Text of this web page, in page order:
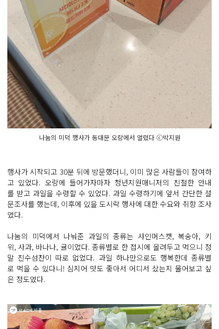
나눔의 미덕 행사가 동대문 오랑에서 열렸다 ⓒ박지원
행사가 시작되고 30분 뒤에 방문했더니, 이미 많은 사람들이 참여하
고 있었다. 오랑에 들어가자마자 청년지원매니저의 친절한 안내
를 받고 과일을 수령할 수 있었다. 과일 수령하기에 앞서 간단한 설
문조사를 했는데, 이후에 있을 도시락 행사에 대한 수요와 취향 조사
였다.
나눔의 미덕에서 나눠준 과일의 종류는 샤인머스캣, 복숭아, 키
위, 사과, 바나나, 귤이었다. 종류별로 한 접시에 올려두고 먹으니 정
말 진수성찬이 따로 없었다. 과일 하나만으로도 행복한데 종류별
로 먹을 수 있다니! 심지어 맛도 좋아서 어디서 샀는지 물어보고 싶
은 정도였다.